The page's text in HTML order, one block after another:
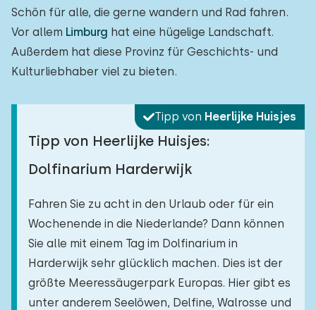
Schön für alle, die gerne wandern und Rad fahren.
Vor allem Limburg hat eine hügelige Landschaft.
Außerdem hat diese Provinz für Geschichts- und
Kulturliebhaber viel zu bieten.
Tipp von Heerlijke Huisjes
Tipp von Heerlijke Huisjes:
Dolfinarium Harderwijk
Fahren Sie zu acht in den Urlaub oder für ein
Wochenende in die Niederlande? Dann können
Sie alle mit einem Tag im Dolfinarium in
Harderwijk sehr glücklich machen. Dies ist der
größte Meeressäugerpark Europas. Hier gibt es
unter anderem Seelöwen, Delfine, Walrosse und